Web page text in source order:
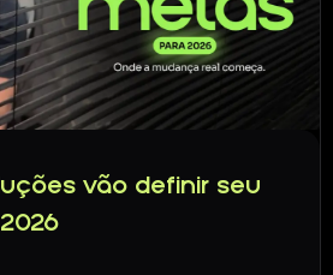
vão definir seu